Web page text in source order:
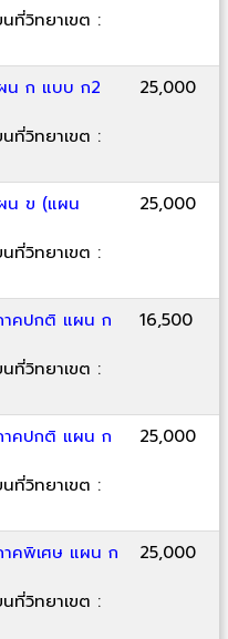
ที่วิทยาเขต :
น ก แบบ ก2
ที่วิทยาเขต :
25,000
น ข (แผน
ที่วิทยาเขต :
25,000
าคปกติ แผน ก
ที่วิทยาเขต :
16,500
าคปกติ แผน ก
ที่วิทยาเขต :
25,000
คพิเศษ แผน ก
ที่วิทยาเขต :
25,000